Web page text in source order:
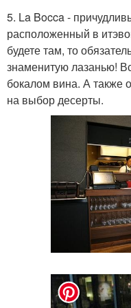
5. La Bocca -
расположенный в
будете там, то
знаменитую лазанью!
бокалом вина. А также
на выбор десерты.